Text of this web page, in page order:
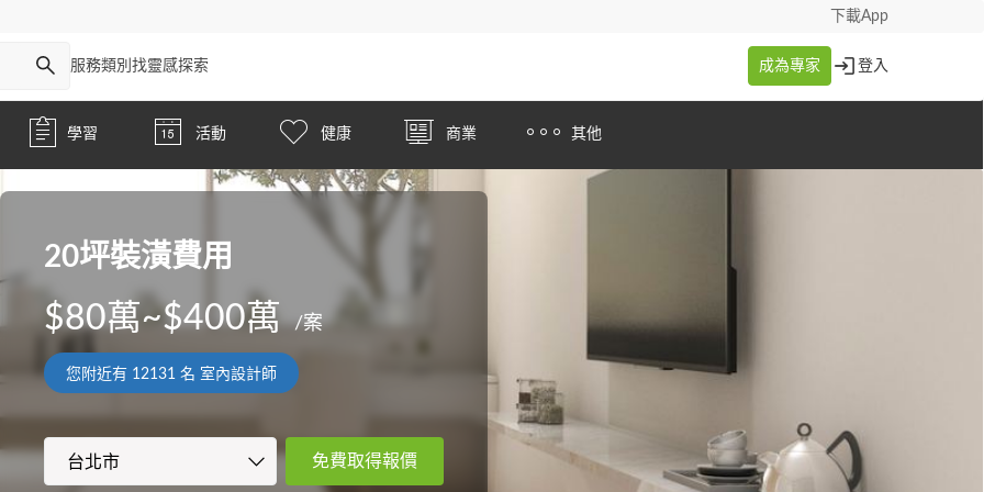
下載App
服務類別 找靈感探索 成為專家 登入
學習 活動 健康 商業 其他
20坪裝潢費用
$80萬~$400萬 /案
您附近有 12131名 室內設計師
免費取得報價